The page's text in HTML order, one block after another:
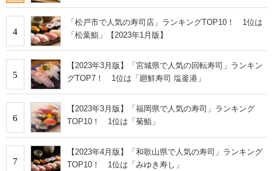
4
「松戸市で人気の寿司店」ランキングTOP10！ 1位は
「松葉鮨」【2023年1月版】
5
【2023年3月版】「宮城県で人気の回転寿司」ランキン
グTOP7！ 1位は「廻鮮寿司 塩釜港」
6
【2023年3月版】「福岡県で人気の寿司」ランキング
TOP10！ 1位は「菊鮨」
7
【2023年4月版】「和歌山県で人気の寿司」ランキング
TOP10！ 1位は「みゆき寿し」